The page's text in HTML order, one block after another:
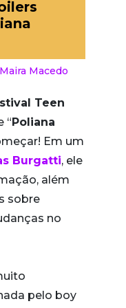
Maira Macedo
Teen
“Poliana
Em um
Burgatti, ele
além
sobre
no
pelo boy